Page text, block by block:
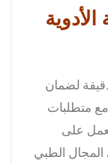
لضمان
مع متطلبات
على
الطبي